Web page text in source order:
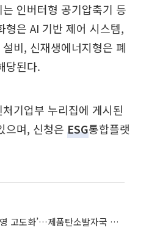
인버터형 공기압축기 등
형은 AI 기반 제어 시스템,
비, 신재생에너지형은 폐
당된다.
기업부 누리집에 게시된
으며, 신청은 ESG통합플랫
삼성바이오로직스 ‘ESG경영 고도화’…제품탄소발자국 제3자 검증 완료